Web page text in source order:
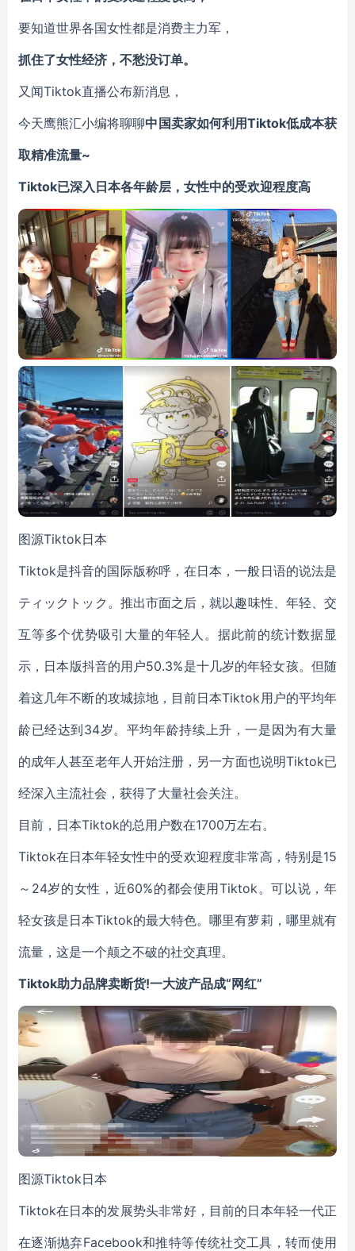
要知道世界各国女性都是消费主力军，
抓住了女性经济，不愁没订单。
又闻Tiktok直播公布新消息，
今天鹰熊汇小编将聊聊中国卖家如何利用Tiktok低成本获
取精准流量~
Tiktok已深入日本各年龄层，女性中的受欢迎程度高
图源Tiktok日本
Tiktok是抖音的国际版称呼，在日本，一般日语的说法是
ティックトック。推出市面之后，就以趣味性、年轻、交
互等多个优势吸引大量的年轻人。据此前的统计数据显
示，日本版抖音的用户50.3%是十几岁的年轻女孩。但随
着这几年不断的攻城掠地，目前日本Tiktok用户的平均年
龄已经达到34岁。平均年龄持续上升，一是因为有大量
的成年人甚至老年人开始注册，另一方面也说明Tiktok已
经深入主流社会，获得了大量社会关注。
目前，日本Tiktok的总用户数在1700万左右。
Tiktok在日本年轻女性中的受欢迎程度非常高，特别是15
～24岁的女性，近60%的都会使用Tiktok。可以说，年
轻女孩是日本Tiktok的最大特色。哪里有萝莉，哪里就有
流量，这是一个颠之不破的社交真理。
Tiktok助力品牌卖断货!一大波产品成“网红”
图源Tiktok日本
Tiktok在日本的发展势头非常好，目前的日本年轻一代正
在逐渐抛弃Facebook和推特等传统社交工具，转而使用